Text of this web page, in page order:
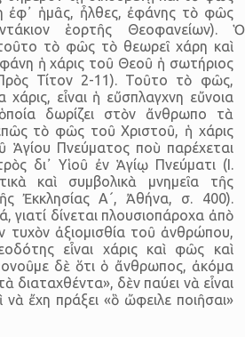
ἐφ᾿ ἡμᾶς, ἦλθες, ἐφάνης τὸ φῶς
ἑορτῆς Θεοφανείων). Ὁ
τὸ φῶς τὸ θεωρεῖ χάρη καὶ
ἡ χάρις τοῦ Θεοῦ ἡ σωτήριος
Τίτον 2-11). Τοῦτο τὸ φῶς,
χάρις, εἶναι ἡ εὔσπλαγχνη εὔνοια
δωρίζει στὸν ἄνθρωπο τὰ
τὸ φῶς τοῦ Χριστοῦ, ἡ χάρις
Ἁγίου Πνεύματος ποὺ παρέχεται
δι᾿ Υἱοῦ ἐν Ἁγίῳ Πνεύματι (Ι.
καὶ συμβολικὰ μνημεῖα τῆς
Ἐκκλησίας Α´, Ἀθήνα, σ. 400).
γιατί δίνεται πλουσιοπάροχα ἀπὸ
τυχὸν ἀξιομισθία τοῦ ἀνθρώπου,
εἶναι χάρις καὶ φῶς καὶ
δὲ ὅτι ὁ ἄνθρωπος, ἀκόμα
διαταχθέντα», δὲν παύει νὰ εἶναι
νὰ ἔχη πράξει «ὃ ὤφειλε ποιῆσαι»